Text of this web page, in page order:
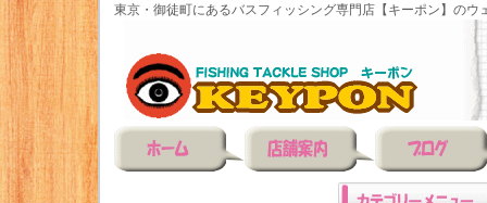
東京・御徒町にあるバスフィッシング専門店【キーポン】のウ